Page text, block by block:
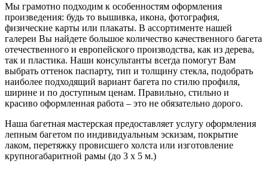
Мы грамотно подходим к особенностям оформления
произведения: будь то вышивка, икона, фотография,
физические карты или плакаты. В ассортименте нашей
галереи Вы найдете большое количество качественного багета
отечественного и европейского производства, как из дерева,
так и пластика. Наши консультанты всегда помогут Вам
выбрать оттенок паспарту, тип и толщину стекла, подобрать
наиболее подходящий вариант багета по стилю профиля,
ширине и по доступным ценам. Правильно, стильно и
красиво оформленная работа – это не обязательно дорого.
Наша багетная мастерская предоставляет услугу оформления
лепным багетом по индивидуальным эскизам, покрытие
лаком, перетяжку провисшего холста или изготовление
крупногабаритной рамы (до 3 х 5 м.)